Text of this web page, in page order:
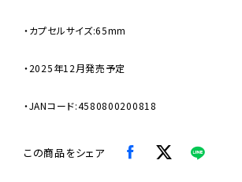
・カプセルサイズ:65mm
・2025年12月発売予定
・JANコード:4580800200818
この商品をシェア